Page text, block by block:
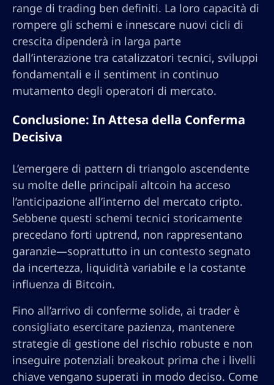
range di trading ben definiti. La loro capacità di
rompere gli schemi e innescare nuovi cicli di
crescita dipenderà in larga parte
dall’interazione tra catalizzatori tecnici, sviluppi
fondamentali e il sentiment in continuo
mutamento degli operatori di mercato.
Conclusione: In Attesa della Conferma
Decisiva
L’emergere di pattern di triangolo ascendente
su molte delle principali altcoin ha acceso
l’anticipazione all’interno del mercato cripto.
Sebbene questi schemi tecnici storicamente
precedano forti uptrend, non rappresentano
garanzie—soprattutto in un contesto segnato
da incertezza, liquidità variabile e la costante
influenza di Bitcoin.
Fino all’arrivo di conferme solide, ai trader è
consigliato esercitare pazienza, mantenere
strategie di gestione del rischio robuste e non
inseguire potenziali breakout prima che i livelli
chiave vengano superati in modo deciso. Come